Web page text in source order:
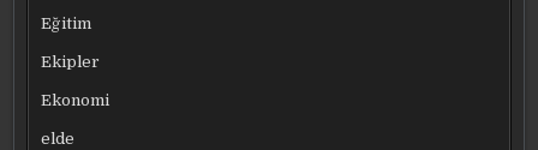
Eğitim
Ekipler
Ekonomi
elde